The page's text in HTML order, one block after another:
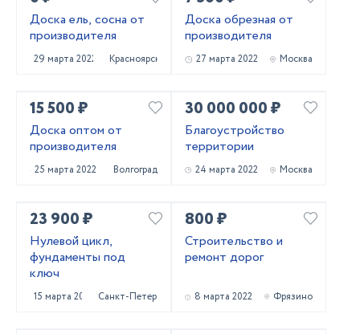
Доска ель, сосна от
производителя
29 марта 2022 Красноярск
Доска обрезная от
производителя
27 марта 2022 Москва
15 500 ₽
Доска оптом от
производителя
25 марта 2022 Волгоград
30 000 000 ₽
Благоустройство
территории
24 марта 2022 Москва
23 900 ₽
Нулевой цикл,
фундаменты под
ключ
15 марта 2022 Санкт-Петербург
800 ₽
Строительство и
ремонт дорог
8 марта 2022 Фрязино